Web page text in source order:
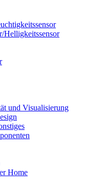
Helligkeitssensor
und Visualisierung
Home